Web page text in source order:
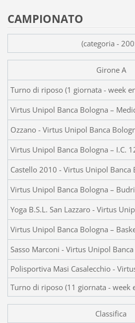
CAMPIONATO
(categoria -
Girone A
Turno di riposo (1
Virtus Unipol Banca Bologna –
Ozzano - Virtus Unipol Banca
Virtus Unipol Banca Bologna – I.C.
Castello 2010 - Virtus Unipol
Virtus Unipol Banca Bologna –
Yoga B.S.L. San Lazzaro - Virtus
Virtus Unipol Banca Bologna –
Sasso Marconi - Virtus Unipol
Polisportiva Masi Casalecchio -
Turno di riposo (11 giornata -
Classifica